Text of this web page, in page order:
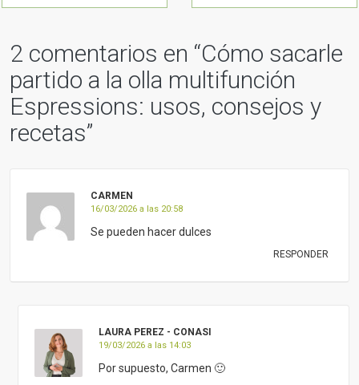
2 comentarios en “Cómo sacarle
partido a la olla multifunción
Espressions: usos, consejos y
recetas”
CARMEN
16/03/2026 a las 20:58
Se pueden hacer dulces
RESPONDER
LAURA PEREZ - CONASI
19/03/2026 a las 14:03
Por supuesto, Carmen 🙂